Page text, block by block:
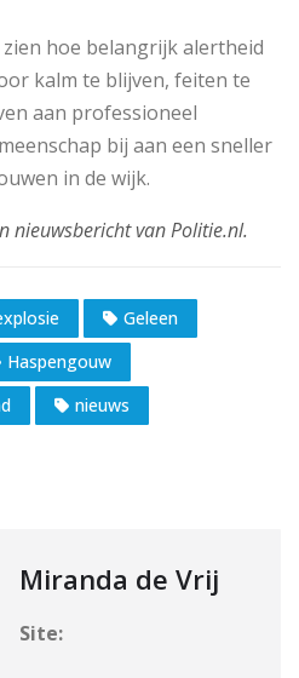
hoe belangrijk alertheid
kalm te blijven, feiten te
aan professioneel
bij aan een sneller
in de wijk.
Geleen
Haspengouw
nieuws
Miranda de Vrij
Site: